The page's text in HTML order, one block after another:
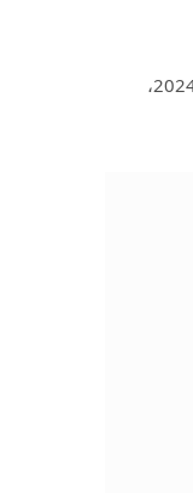
شهدت جامعة الطائف تقدمًا نوعيًا في تصنيف “ليدن” بين الجامعات العالمية لعام 2024،